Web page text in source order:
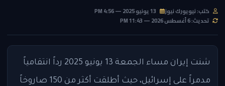
كتب: نيويورك نيوز
تحديث: 6 أغسطس 2026 — 11:43 PM
شنت إيران مساء الجمعة 13 يونيو 2025 رداً انتقامياً
مدمراً على إسرائيل، حيث أطلقت أكثر من 150 صاروخاً